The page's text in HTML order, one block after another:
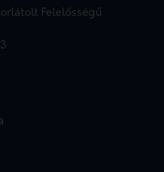
Felelősségű